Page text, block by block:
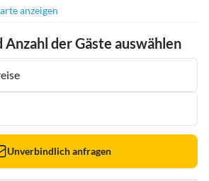
anzeigen
der Gäste auswählen
Unverbindlich anfragen